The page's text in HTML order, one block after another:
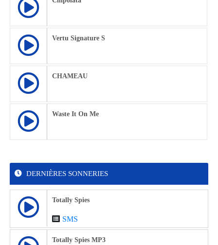
Vertu Signature S
CHAMEAU
Waste It On Me
DERNIÈRES SONNERIES
Totally Spies
SMS
Totally Spies MP3